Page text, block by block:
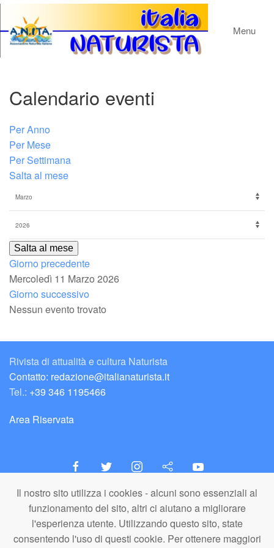
Il nostro sito utilizza i cookies - alcuni sono essenziali al
funzionamento del sito, altri ci aiutano a migliorare
l'esperienza utente. Utilizzando questo sito, state
consentendo l'uso di questi cookie. Per ottenere maggiori
Menu
Calendario eventi
Per Anno
Per Mese
Per Settimana
Salta al mese
Salta al mese
Giorno precedente
Mercoledì 11 Marzo 2026
Giorno successivo
Nessun evento trovato
Rivista di attualità e cultura Naturista
Contatto: redazione@italianaturista.it
Tel.: +39 346 1195466
Area Riservata
italiaNATURISTA
Editore e Redazione
A.N.ITA. Associazione Naturista Italiana (APS)
C.F. 80203710159